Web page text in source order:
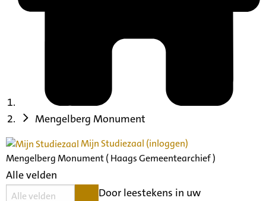
Mengelberg Monument
Mijn Studiezaal (inloggen)
Mengelberg Monument ( Haags Gemeentearchief )
Alle velden
Door leestekens in uw